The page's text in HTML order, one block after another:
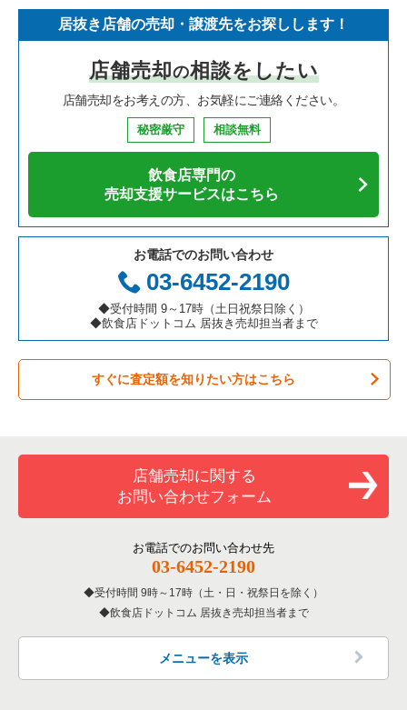
寿司の居抜き売却物件の案件一覧
焼肉の居抜き売却物件の案件一覧
鉄板焼き・お好み焼の居抜き売却物件の案件一覧
カフェの居抜き売却物件の案件一覧
テイクアウトの居抜き売却物件の案件一覧
お弁当・惣菜・デリの居抜き売却物件の案件一覧
カラオケ・パブ・スナックの居抜き売却物件の案件一覧
バーの居抜き売却物件の案件一覧
居酒屋・ダイニングバーの居抜き売却物件の案件一覧
洋食の居抜き売却物件の案件一覧
その他の居抜き売却物件の案件一覧
神奈川県の飲食店の居抜き売却物件の案件一覧
大阪府の飲食店の居抜き売却物件の案件一覧
兵庫県の飲食店の居抜き売却物件の案件一覧
愛知県の飲食店の居抜き売却物件の案件一覧
岐阜県の飲食店の居抜き売却物件の案件一覧
三重県の飲食店の居抜き売却物件の案件一覧
堺市北区の飲食店の居抜き売却物件の案件一覧
堺市中区の飲食店の居抜き売却物件の案件一覧
大阪市西区の飲食店の居抜き売却物件の案件一覧
大阪市福島区の飲食店の居抜き売却物件の案件一覧
豊中市の飲食店の居抜き売却物件の案件一覧
大阪市都島区の飲食店の居抜き売却物件の案件一覧
大阪市阿倍野区の飲食店の居抜き売却物件の案件一覧
東大阪市の飲食店の居抜き売却物件の案件一覧
吹田市の飲食店の居抜き売却物件の案件一覧
大阪市東住吉区の飲食店の居抜き売却物件の案件一覧
門真市の飲食店の居抜き売却物件の案件一覧
大阪市天王寺区の飲食店の居抜き売却物件の案件一覧
高石市の飲食店の居抜き売却物件の案件一覧
大阪府のイタリア料理の居抜き売却物件の案件一覧
大阪府の中華の居抜き売却物件の案件一覧
大阪府のそば・うどんの居抜き売却物件の案件一覧
大阪府の焼肉の居抜き売却物件の案件一覧
大阪府の鉄板焼き・お好み焼の居抜き売却物件の案件一覧
大阪府のアジア料理の居抜き売却物件の案件一覧
大阪府のカフェの居抜き売却物件の案件一覧
大阪府のテイクアウトの居抜き売却物件の案件一覧
大阪府のお弁当・惣菜・デリの居抜き売却物件の案件一覧
大阪府のバーの居抜き売却物件の案件一覧
大阪府の居酒屋・ダイニングバーの居抜き売却物件の案件一覧
大阪府の和食の居抜き売却物件の案件一覧
大阪府の洋食の居抜き売却物件の案件一覧
大阪府のその他の居抜き売却物件の案件一覧
肥後橋駅の中華の居抜き売却物件の案件一覧
肥後橋駅のそば・うどんの居抜き売却物件の案件一覧
肥後橋駅のカフェの居抜き売却物件の案件一覧
肥後橋駅の居酒屋・ダイニングバーの居抜き売却物件の案件一
居抜き店舗の売却・譲渡先をお探しします！
店舗売却の相談をしたい
店舗売却をお考えの方、お気軽にご連絡ください。
秘密厳守 相談無料
飲食店専門の
売却支援サービスはこちら
お電話でのお問い合わせ
03-6452-2190
◆受付時間 9～17時（土日祝祭日除く）
◆飲食店ドットコム 居抜き売却担当者まで
すぐに査定額を知りたい方はこちら
店舗売却に関する
お問い合わせフォーム
お電話でのお問い合わせ先
03-6452-2190
受付時間 9時～17時（土・日・祝祭日を除く）
飲食店ドットコム 居抜き売却担当者まで
メニューを表示